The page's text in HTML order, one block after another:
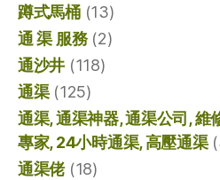
蹲式馬桶(13)
通 渠 服務(2)
通沙井 (118)
通渠(125)
通渠, 通渠神器, 通渠公司, 維
專家, 24小時通渠, 高壓通渠
通渠佬(18)